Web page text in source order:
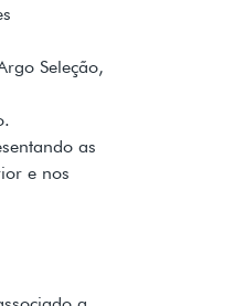
Seleção,
as
e nos